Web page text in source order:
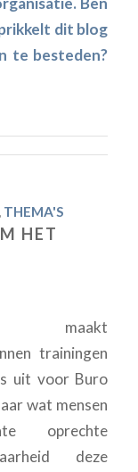
dit blog
te besteden?
THEMA'S
HET
trainingen
uit voor Buro
wat mensen
oprechte
deze